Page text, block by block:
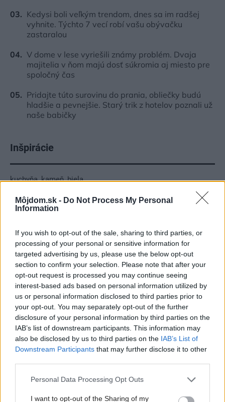
Môjdom.sk - Do Not Process My Personal
Information
If you wish to opt-out of the sale, sharing to third parties, or
processing of your personal or sensitive information for
targeted advertising by us, please use the below opt-out
section to confirm your selection. Please note that after your
opt-out request is processed you may continue seeing
interest-based ads based on personal information utilized by
us or personal information disclosed to third parties prior to
your opt-out. You may separately opt-out of the further
disclosure of your personal information by third parties on the
IAB’s list of downstream participants. This information may
also be disclosed by us to third parties on the IAB’s List of
Downstream Participants that may further disclose it to other
Please note that this website/app uses one or more Google
not limited to your visit or usage behaviour. You may click to
Personal Data Processing Opt Outs
I want to opt-out of the Sharing of my
Kedysi boli veľkým trendom, dnes sa im radšej
vyhnite. Týchto 7 vecí robí vašu obývačku
zastaralou
V dome v lese vyriešili známy problém. Dvaja
majitelia v ňom majú dosť súkromia aj miesto pre
spoločný čas
Pridajte túto surovinu do prania, obliečky budú
hladšie a pevnejšie. Starý trik z hotelov poznali už
naše babičky
Inšpirácie
kuchyňa,kameň,biela
Najnovšie príspevky
Re: Takto sa rieši málo úložného miesta. V tomto byte